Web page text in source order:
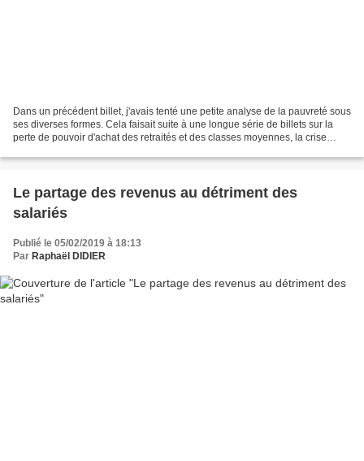
Dans un précédent billet, j'avais tenté une petite analyse de la pauvreté sous
ses diverses formes. Cela faisait suite à une longue série de billets sur la
perte de pouvoir d'achat des retraités et des classes moyennes, la crise
Le partage des revenus au détriment des
salariés
Publié le 05/02/2019 à 18:13
Par Raphaël DIDIER